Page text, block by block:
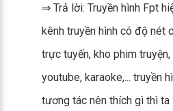
⇒ Trả lời: Truyền hình Fpt
kênh truyền hình có độ nét
trực tuyến, kho phim
youtube, karaoke,... truyền
tương tác nên thích gì thì ta